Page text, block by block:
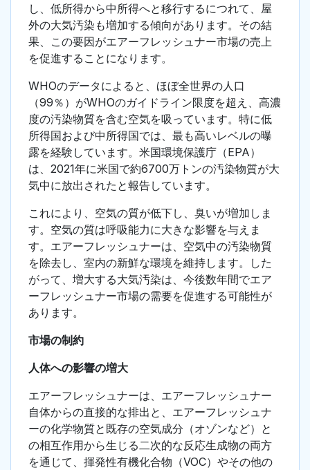
し、低所得から中所得へと移行するにつれて、屋
外の大気汚染も増加する傾向があります。その結
果、この要因がエアーフレッシュナー市場の売上
を促進することになります。
WHOのデータによると、ほぼ全世界の人口
（99％）がWHOのガイドライン限度を超え、高濃
度の汚染物質を含む空気を吸っています。特に低
所得国および中所得国では、最も高いレベルの曝
露を経験しています。米国環境保護庁（EPA）
は、2021年に米国で約6700万トンの汚染物質が大
気中に放出されたと報告しています。
これにより、空気の質が低下し、臭いが増加しま
す。空気の質は呼吸能力に大きな影響を与えま
す。エアーフレッシュナーは、空気中の汚染物質
を除去し、室内の新鮮な環境を維持します。した
がって、増大する大気汚染は、今後数年間でエア
ーフレッシュナー市場の需要を促進する可能性が
あります。
市場の制約
人体への影響の増大
エアーフレッシュナーは、エアーフレッシュナー
自体からの直接的な排出と、エアーフレッシュナ
ーの化学物質と既存の空気成分（オゾンなど）と
の相互作用から生じる二次的な反応生成物の両方
を通じて、揮発性有機化合物（VOC）やその他の